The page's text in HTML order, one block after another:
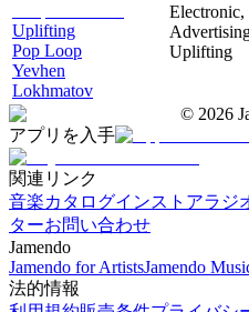
Uplifting
Pop Loop
Yevhen
Lokhmatov
Electronic,
Uplifting
© 2026
アプリを入手
関連リンク
音楽カタログインストアラジ
ターお問い合わせ
Jamendo
Jamendo for ArtistsJamendo
法的情報